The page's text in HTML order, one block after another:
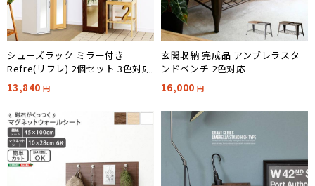
シューズラック ミラー付き
Refre(リフレ) 2個セット 3色対応
13,840 円
玄関収納 完成品 アンブレラスタ
ンドベンチ 2色対応
16,000 円